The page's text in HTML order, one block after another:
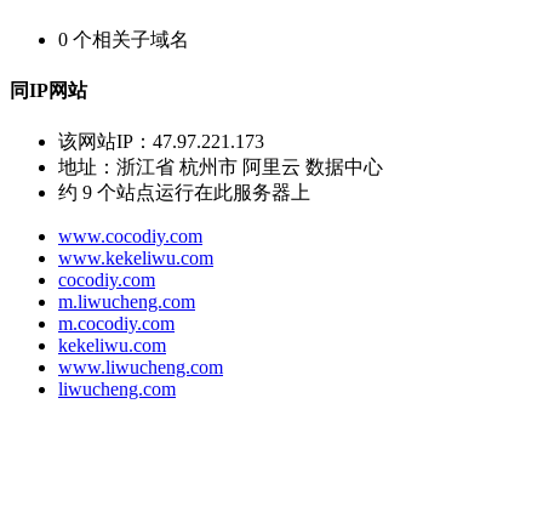
0 个相关子域名
同IP网站
该网站IP： 47.97.221.173
地址： 浙江省 杭州市 阿里云 数据中心
约 9 个站点运行在此服务器上
www.cocodiy.com
www.kekeliwu.com
cocodiy.com
m.liwucheng.com
m.cocodiy.com
kekeliwu.com
www.liwucheng.com
liwucheng.com